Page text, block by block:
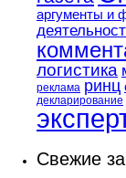
аргументы и
логистика
реклама ринц
декларирование
Свежие